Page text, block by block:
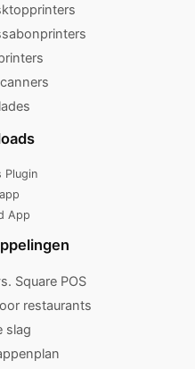
Plugin
App
Square POS
restaurants
slag